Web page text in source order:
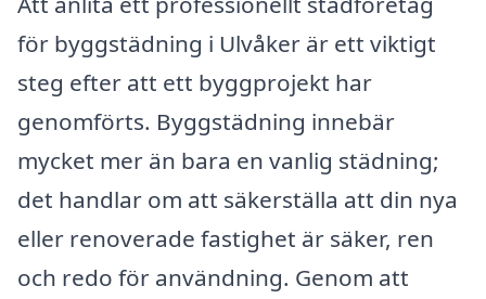
för byggstädning i Ulvåker är ett viktigt
steg efter att ett byggprojekt har
genomförts. Byggstädning innebär
mycket mer än bara en vanlig städning;
det handlar om att säkerställa att din nya
eller renoverade fastighet är säker, ren
och redo för användning. Genom att